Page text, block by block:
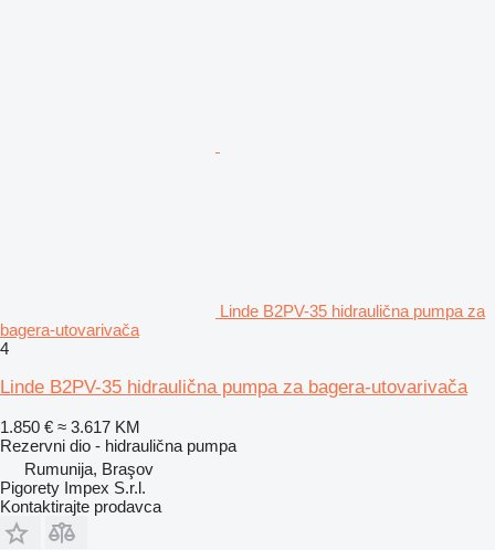
Linde B2PV-35 hidraulična pumpa za
bagerа-utovarivačа
4
Linde B2PV-35 hidraulična pumpa za bagera-utovarivača
1.850 € ≈ 3.617 KM
Rezervni dio - hidraulična pumpa
Rumunija, Braşov
Pigorety Impex S.r.l.
Kontaktirajte prodavca